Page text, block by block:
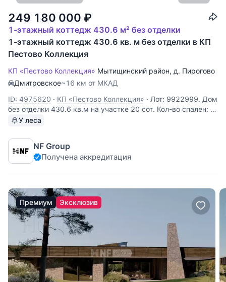
249 180 000 ₽
1-этажный коттедж 430.6 м² без отделки
1-этажный коттедж 430.6 кв. м без отделки в КП
Пестово Коллекция
КП «Пестово Коллекция» Мытищинский район, д. Пирогово
Дмитровское~16 км от МКАД
ID: 4975620 · КП «Пестово Коллекция» · Лот: 9922999. Дом
без отделки 430.6 кв.м на участке 20 cот. Кол-во спален: 3.
Поселок «Пирогово Коллекция». Осташковское шоссе, 16
дом площадью 431 м² расположен в коттеджном посёлке
«Пирогово
У леса
NF Group
Получена аккредитация
Премиум Эксклюзив